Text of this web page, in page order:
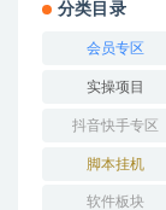
分类目录
会员专区
实操项目
抖音快手专区
脚本挂机
软件板块